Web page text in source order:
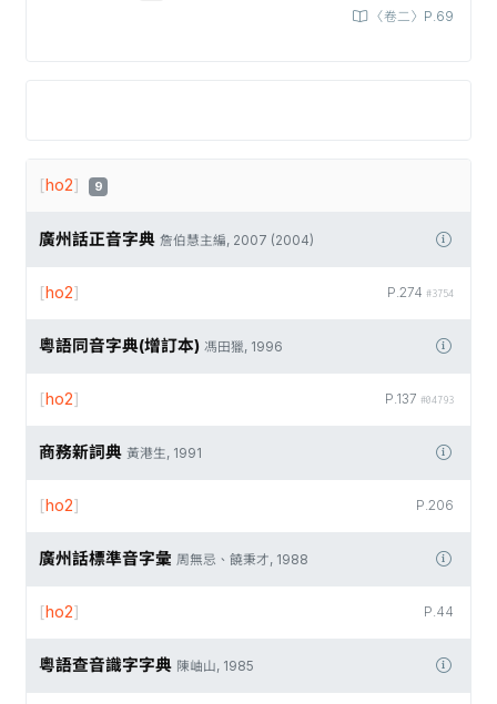
〈卷二〉P.69
[ho2] 9
廣州話正音字典 詹伯慧主編, 2007 (2004)
P.274 #3754
[ho2]
粵語同音字典(增訂本) 馮田獵, 1996
P.137 #04793
[ho2]
商務新詞典 黃港生, 1991
P.206
[ho2]
廣州話標準音字彙 周無忌、饒秉才, 1988
P.44
[ho2]
粵語查音識字字典 陳岫山, 1985